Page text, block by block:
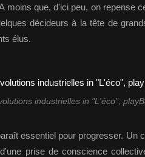
moins que, d'ici peu, on repense
décideurs à la tête de
élus.
industrielles in "L'éco",
essentiel pour progresser. Un
prise de conscience